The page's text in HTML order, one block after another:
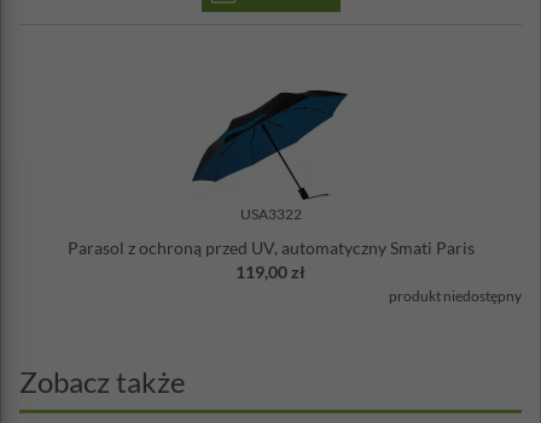
USA3322
Parasol z ochroną przed UV, automatyczny Smati Paris
119,00 zł
produkt niedostępny
Zobacz także